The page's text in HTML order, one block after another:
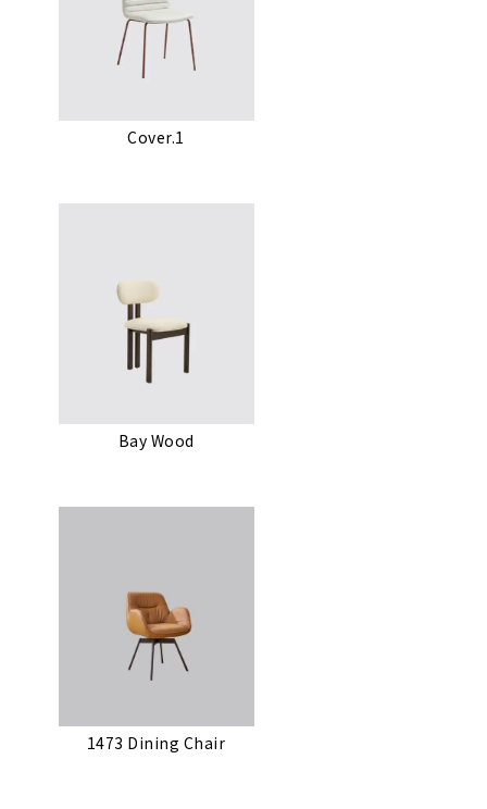
Cover.1
Bay Wood
1473 Dining Chair